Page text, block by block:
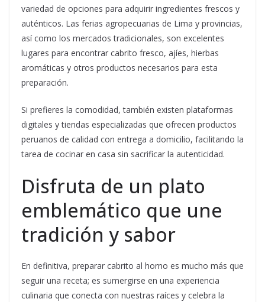
variedad de opciones para adquirir ingredientes frescos y
auténticos. Las ferias agropecuarias de Lima y provincias,
así como los mercados tradicionales, son excelentes
lugares para encontrar cabrito fresco, ajíes, hierbas
aromáticas y otros productos necesarios para esta
preparación.
Si prefieres la comodidad, también existen plataformas
digitales y tiendas especializadas que ofrecen productos
peruanos de calidad con entrega a domicilio, facilitando la
tarea de cocinar en casa sin sacrificar la autenticidad.
Disfruta de un plato
emblemático que une
tradición y sabor
En definitiva, preparar cabrito al horno es mucho más que
seguir una receta; es sumergirse en una experiencia
culinaria que conecta con nuestras raíces y celebra la